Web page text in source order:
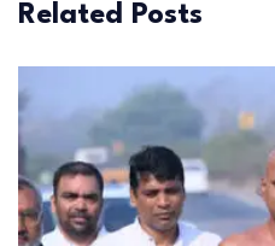
Related Posts